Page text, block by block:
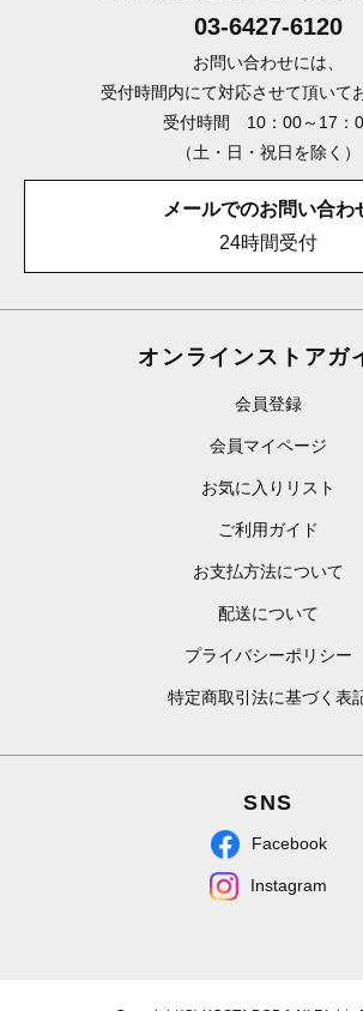
03-6427-6120
お問い合わせには、
受付時間内にて対応させて頂いて
受付時間 10：00～17：
（土・日・祝日を除く）
メールでのお問い合わ
24時間受付
オンラインストアガ
会員登録
会員マイページ
お気に入りリスト
ご利用ガイド
お支払方法について
配送について
プライバシーポリシー
特定商取引法に基づく表
SNS
Facebook
Instagram